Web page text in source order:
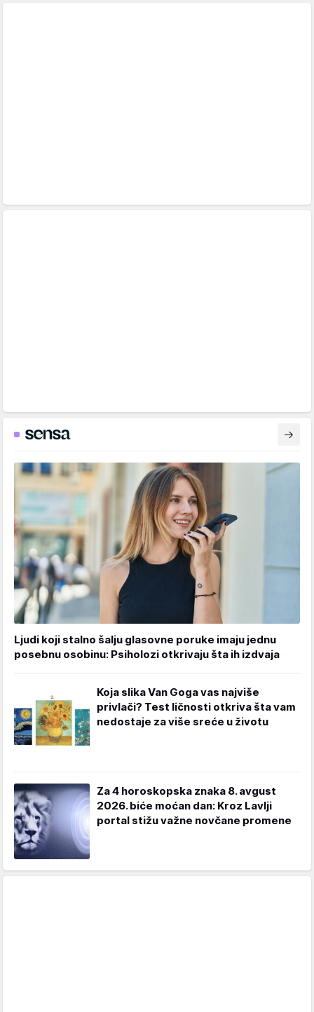
Ljudi koji stalno šalju glasovne poruke imaju jednu
posebnu osobinu: Psiholozi otkrivaju šta ih izdvaja
Koja slika Van Goga vas najviše
privlači? Test ličnosti otkriva šta vam
nedostaje za više sreće u životu
Za 4 horoskopska znaka 8. avgust
2026. biće moćan dan: Kroz Lavlji
portal stižu važne novčane promene